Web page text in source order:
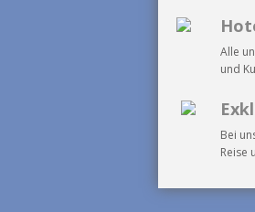
Alle
und
Bei
Reise